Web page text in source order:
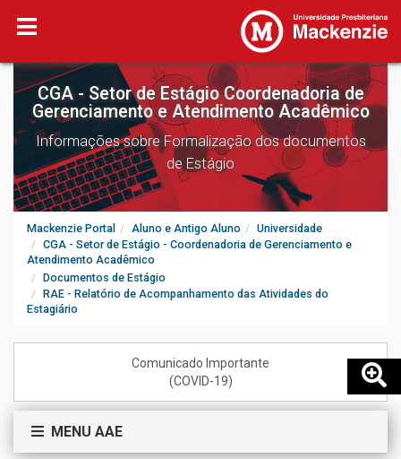
CGA - Setor de Estágio Coordenadoria de
Gerenciamento e Atendimento Acadêmico
Informações sobre Formalização dos documentos
de Estágio
Mackenzie Portal Aluno e Antigo Aluno
Universidade
CGA - Setor de Estágio - Coordenadoria de Gerenciamento e
Atendimento Acadêmico
Documentos de Estágio
RAE - Relatório de Acompanhamento das Atividades do
Estagiário
Comunicado Importante
(COVID-19)
MENU AAE